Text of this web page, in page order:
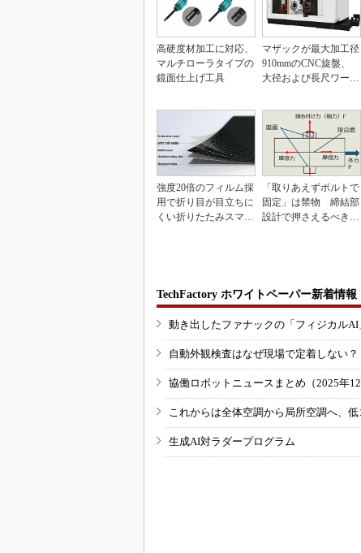
高硬度材加工に対応、
マルチローラタイプの
鏡面仕上げ工具
マザックが最大加工径
910mmのCNC旋盤、
大径および長尺ワーク
強度20倍のフィルム採
用で折り目が目立ちに
くい折りたたみスマホ
「取りあえずボルトで
固定」は禁物 締結部
設計で押さえるべき基
TechFactory ホワイトペーパー新着情報
動き出したファナックの「フィジカルAI
自動外観検査はなぜ現場で定着しない
協働ロボットニュースまとめ（2025年12
これからは全体空調から局所空調へ、
生成AI対ラダープログラム